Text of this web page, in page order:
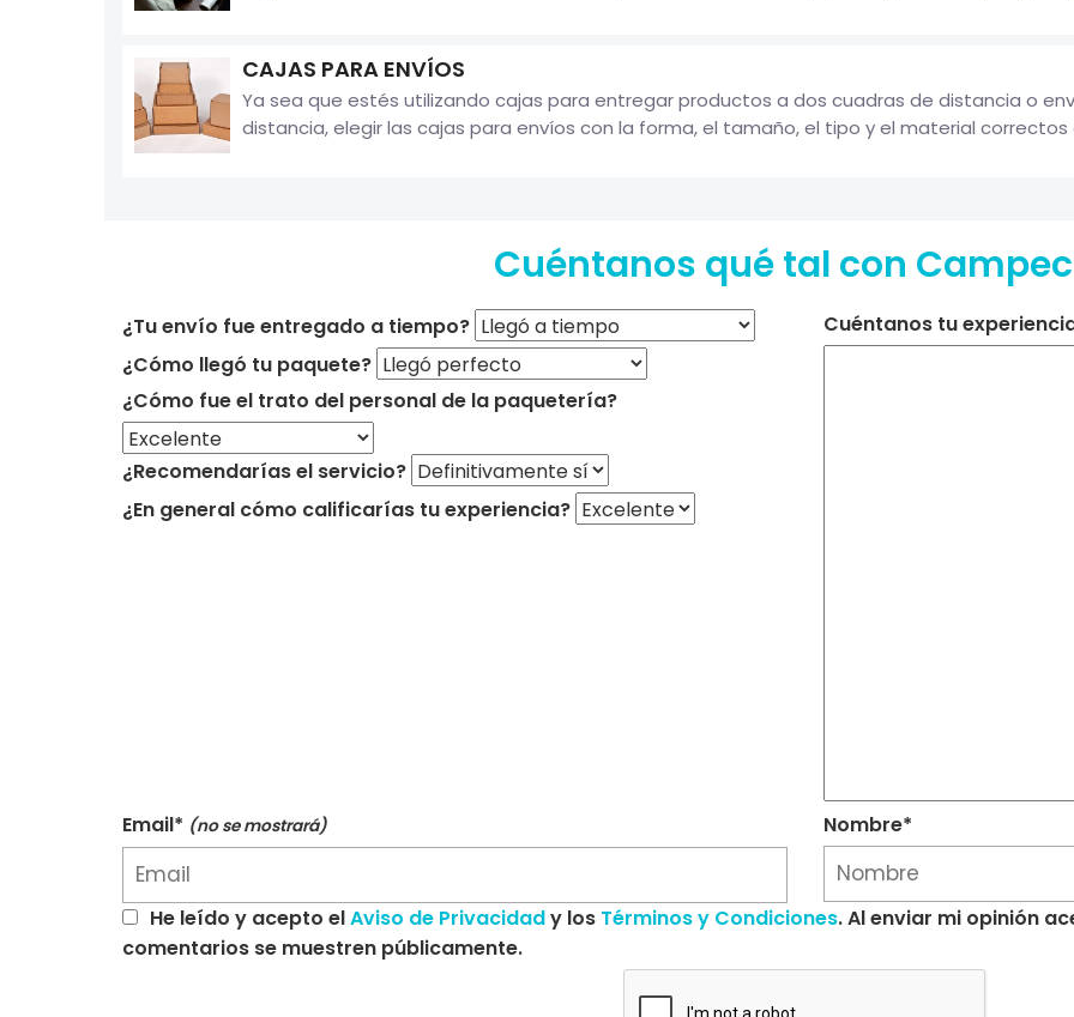
CAJAS PARA ENVÍOS
Ya sea que estés utilizando cajas para entregar productos a dos cuadras de distancia o
distancia, elegir las cajas para envíos con la forma, el tamaño, el tipo y el material correctos
Cuéntanos qué tal con
¿Tu envío fue entregado a tiempo?
¿Cómo llegó tu paquete?
¿Cómo fue el trato del personal de la paquetería?
¿Recomendarías el servicio?
¿En general cómo calificarías tu experiencia?
Cuéntanos tu
Email* (no se mostrará) Nombre*
He leído y acepto elAviso de Privacidady los Términos y Condiciones. Al enviar mi opinión
comentarios se muestren públicamente.